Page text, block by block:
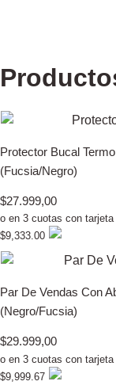
Protector Bucal
(Fucsia/Negro)
$27.999,00
o en 3 cuotas con
$9,333.00
Par De Vendas Con
(Negro/Fucsia)
$29.999,00
o en 3 cuotas con
$9,999.67